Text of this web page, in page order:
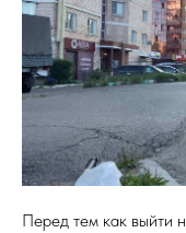
Перед тем как выйти